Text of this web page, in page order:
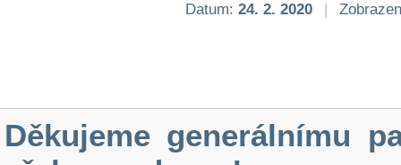
Datum: 24. 2. 2020 |
Děkujeme generálnímu